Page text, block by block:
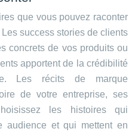
que vous pouvez raconter
success stories de clients
concrets de vos produits ou
apportent de la crédibilité
Les récits de marque
de votre entreprise, ses
les histoires qui
audience et qui mettent en